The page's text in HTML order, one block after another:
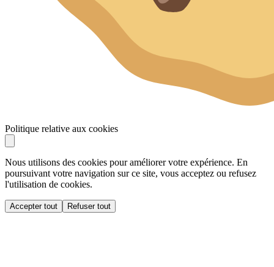
Politique relative aux cookies
Nous utilisons des cookies pour améliorer votre expérience. En
poursuivant votre navigation sur ce site, vous acceptez ou refusez
l'utilisation de cookies.
Accepter tout Refuser tout